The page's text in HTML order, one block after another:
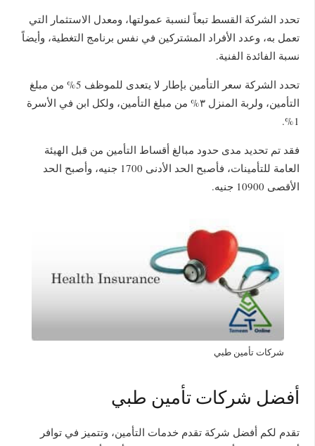
تحدد الشركة القسط تبعاً لنسبة عمولتها، ومعدل الاستثمار التي
تعمل به، وعدد الأفراد المشتركين في نفس برنامج التغطية، وأيضاً
نسبة الفائدة الفنية.
تحدد الشركة سعر التأمين بإطار لا يتعدى للموظف 5% من مبلغ
التأمين، ولربة المنزل ٣% من مبلغ التأمين، ولكل ابن في الأسرة
1%.
فقد تم تحديد مدى حدود مبالغ أقساط التأمين من قبل الهيئة
العامة للتأمينات، فأصبح الحد الأدنى 1700 جنيه، وأصبح الحد
الأقصى 10900 جنيه.
شركات تأمين طبي
أفضل شركات تأمين طبي
تقدم لكم أفضل شركة تقدم خدمات التأمين، وتتميز في توافر